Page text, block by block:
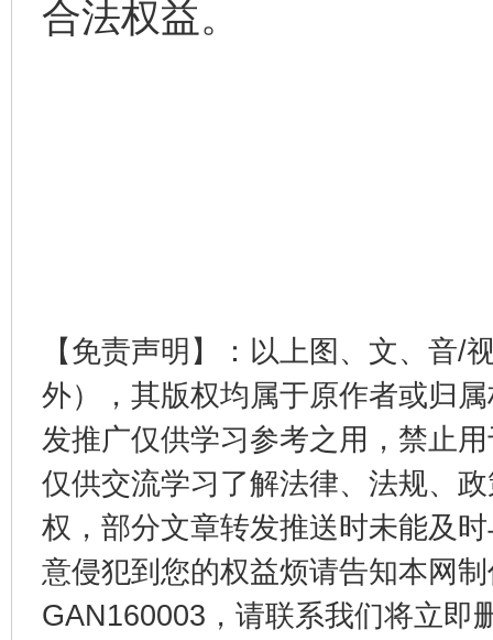
合法权益。
【免责声明】：以上图、文、音/
外），其版权均属于原作者或归
发推广仅供学习参考之用，禁止
仅供交流学习了解法律、法规、
权，部分文章转发推送时未能及
意侵犯到您的权益烦请告知本网
GAN160003，请联系我们将立即